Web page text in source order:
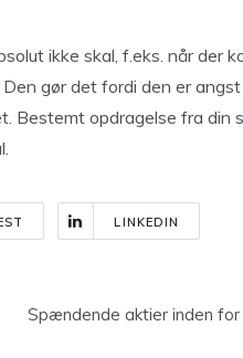
ikke skal, f.eks. når der
gør det fordi den er angst
Bestemt opdragelse fra din
LINKEDIN
Spændende aktier inden